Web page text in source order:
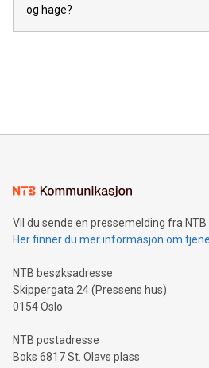
og hage?
Vil du sende en pressemelding fra
Her finner du mer informasjon om
NTB besøksadresse
Skippergata 24 (Pressens hus)
0154 Oslo
NTB postadresse
Boks 6817 St. Olavs plass